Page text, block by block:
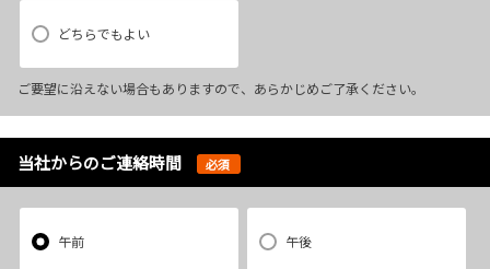
どちらでもよい
ご要望に沿えない場合もありますので、あらかじめご了承ください。
当社からのご連絡時間 必須
午前 午後